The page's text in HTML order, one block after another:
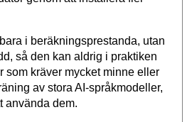
i beräkningsprestanda, utan
så den kan aldrig i praktiken
som kräver mycket minne eller
av stora AI-språkmodeller,
använda dem.